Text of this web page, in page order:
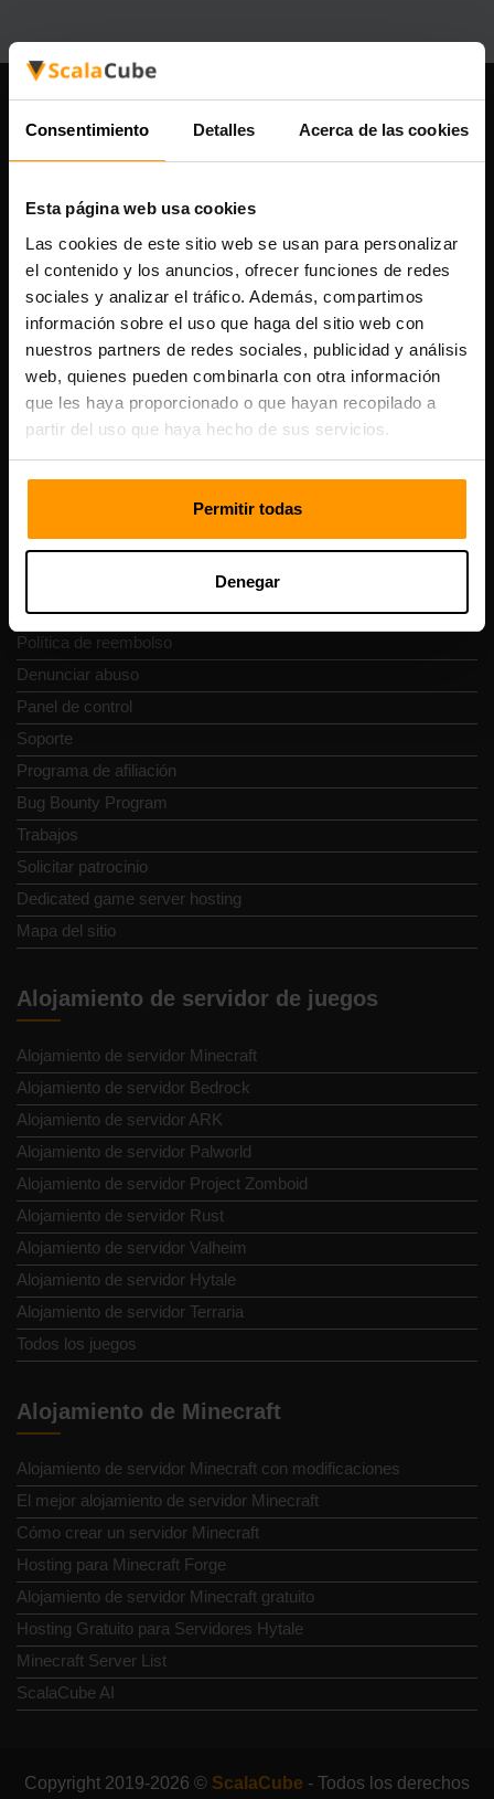
Consentimiento Detalles Acerca de las cookies
Esta página web usa cookies
Las cookies de este sitio web se usan para personalizar
el contenido y los anuncios, ofrecer funciones de redes
sociales y analizar el tráfico. Además, compartimos
información sobre el uso que haga del sitio web con
nuestros partners de redes sociales, publicidad y análisis
web, quienes pueden combinarla con otra información
que les haya proporcionado o que hayan recopilado a
partir del uso que haya hecho de sus servicios.
Permitir todas
Denegar
Nuestra compañía
Scalable Hosting Solutions OÜ
Código de registro: 14652605
Número de IVA: EE102133820
Dirección: Harju maakond, Tallinn, Kesklinna linnaosa,
Vesivärava tn 50-201, 10152
Navegación rápida
Contacto
Términos y condiciones
Política de reembolso
Denunciar abuso
Panel de control
Soporte
Programa de afiliación
Bug Bounty Program
Trabajos
Solicitar patrocinio
Dedicated game server hosting
Mapa del sitio
Alojamiento de servidor de juegos
Alojamiento de servidor Minecraft
Alojamiento de servidor Bedrock
Alojamiento de servidor ARK
Alojamiento de servidor Palworld
Alojamiento de servidor Project Zomboid
Alojamiento de servidor Rust
Alojamiento de servidor Valheim
Alojamiento de servidor Hytale
Alojamiento de servidor Terraria
Todos los juegos
Alojamiento de Minecraft
Alojamiento de servidor Minecraft con modificaciones
El mejor alojamiento de servidor Minecraft
Cómo crear un servidor Minecraft
Hosting para Minecraft Forge
Alojamiento de servidor Minecraft gratuito
Hosting Gratuito para Servidores Hytale
Minecraft Server List
ScalaCube AI
Copyright 2019-2026 © ScalaCube - Todos los derechos